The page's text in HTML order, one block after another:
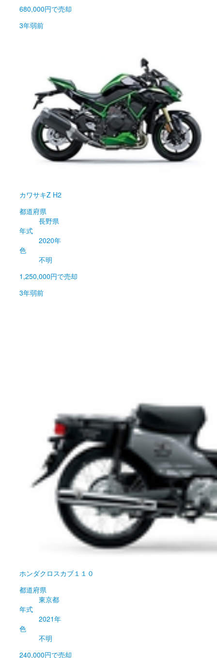
680,000円で売却
3年弱前
カワサキZ H2
都道府県
長野県
年式
2020年
色
不明
1,250,000円で売却
3年弱前
ホンダクロスカブ１１０
都道府県
東京都
年式
2021年
色
不明
240,000円で売却